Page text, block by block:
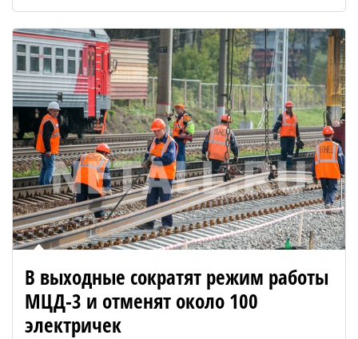
В выходные сократят режим работы
МЦД-3 и отменят около 100
электричек